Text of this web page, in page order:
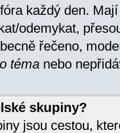
každý den.
odemykat,
řečeno,
téma nebo
skupiny?
jsou cestou,